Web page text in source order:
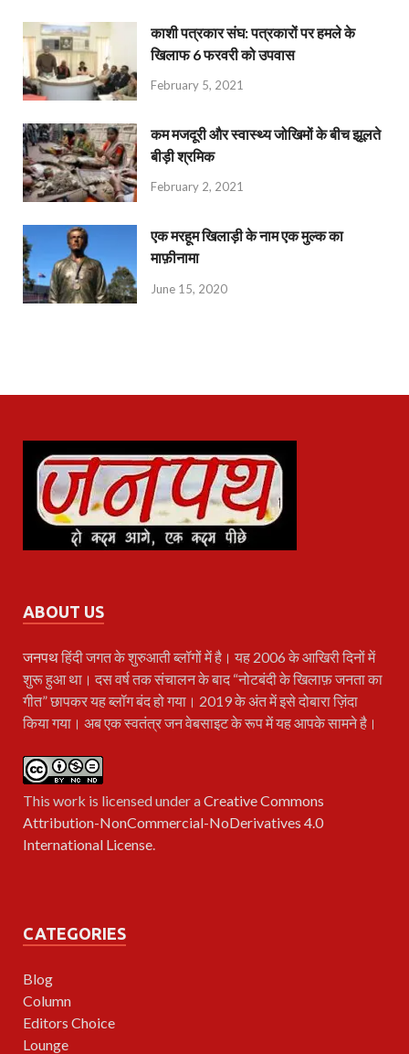
काशी पत्रकार संघ: पत्रकारों पर हमले के
खिलाफ 6 फरवरी को उपवास
February 5, 2021
कम मजदूरी और स्वास्थ्य जोखिमों के बीच झूलते
बीड़ी श्रमिक
February 2, 2021
एक मरहूम खिलाड़ी के नाम एक मुल्क का
माफ़ीनामा
June 15, 2020
ABOUT US
जनपथहिंदी जगत के शुरुआती ब्लॉगों में है। यह 2006 के आखिरी दिनों में
शुरू हुआ था। दस वर्ष तक संचालन के बाद “नोटबंदी के खिलाफ़ जनता का
गीत” छापकर यह ब्लॉग बंद हो गया। 2019 के अंत में इसे दोबारा ज़िंदा
किया गया। अब एक स्वतंत्र जन वेबसाइट के रूप में यह आपके सामने है।
This work is licensed under aCreative Commons
Attribution-NonCommercial-NoDerivatives 4.0
International License.
CATEGORIES
Blog
Column
Editors Choice
Lounge